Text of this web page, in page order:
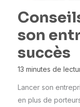
son
succès
13 minutes de
Lancer son
en plus de